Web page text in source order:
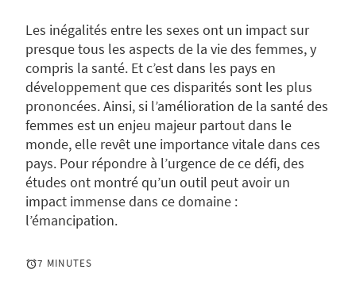
Les inégalités entre les sexes ont un impact sur
presque tous les aspects de la vie des femmes, y
compris la santé. Et c’est dans les pays en
développement que ces disparités sont les plus
prononcées. Ainsi, si l’amélioration de la santé des
femmes est un enjeu majeur partout dans le
monde, elle revêt une importance vitale dans ces
pays. Pour répondre à l’urgence de ce défi, des
études ont montré qu’un outil peut avoir un
impact immense dans ce domaine :
l’émancipation.
7 MINUTES